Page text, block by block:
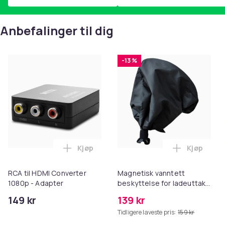
Anbefalinger til dig
RCA til HDMI Converter
1080p - Adapter
149 kr
Legg RCA til HDMI Converter 1080p -
Kjøp
-13 %
Magnetisk vanntett
beskyttelse for ladeuttak
139 kr
Tidligere laveste pris: 159 kr
Legg
Kjøp